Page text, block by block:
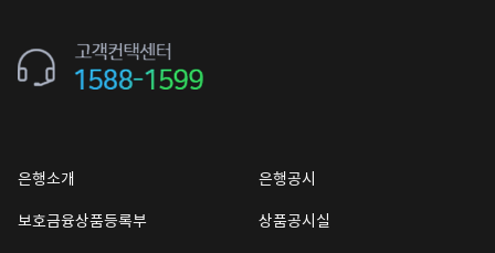
은행소개 은행공시
보호금융상품등록부 상품공시실